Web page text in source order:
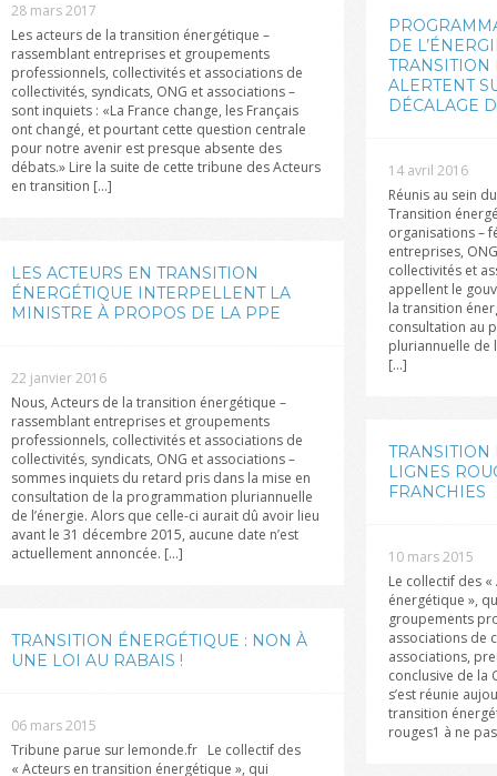
28 mars 2017
Les acteurs de la transition énergétique –
rassemblant entreprises et groupements
professionnels, collectivités et associations de
collectivités, syndicats, ONG et associations –
sont inquiets : «La France change, les Français
ont changé, et pourtant cette question centrale
pour notre avenir est presque absente des
débats.» Lire la suite de cette tribune des Acteurs
en transition [...]
DE
TRANSITION
ALERTENT
DÉCALAGE
14 avril 2016
Réunis au sein
Transition
organisations –
entreprises,
collectivités et
appellent le
la transition
consultation au
pluriannuelle de
[...]
LES ACTEURS EN TRANSITION
ÉNERGÉTIQUE INTERPELLENT LA
MINISTRE À PROPOS DE LA PPE
22 janvier 2016
Nous, Acteurs de la transition énergétique –
rassemblant entreprises et groupements
professionnels, collectivités et associations de
collectivités, syndicats, ONG et associations –
sommes inquiets du retard pris dans la mise en
consultation de la programmation pluriannuelle
de l’énergie. Alors que celle-ci aurait dû avoir lieu
avant le 31 décembre 2015, aucune date n’est
actuellement annoncée. [...]
TRANSITION
LIGNES
FRANCHIES
10 mars 2015
Le collectif des
énergétique »,
groupements
associations de
associations,
conclusive de la
s’est réunie
transition
rouges1 à ne
TRANSITION ÉNERGÉTIQUE : NON À
UNE LOI AU RABAIS !
06 mars 2015
Tribune parue sur lemonde.fr Le collectif des
« Acteurs en transition énergétique », qui